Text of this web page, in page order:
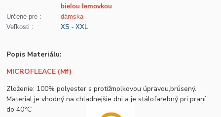
bielou lemovkou
Určené pre :
dámska
Veľkosti :
XS - XXL
Popis Materiálu:
MICROFLEACE (Mf)
Zloženie: 100% polyester s protižmolkovou úpravou,brúsený.
Material je vhodný na chladnejšie dni a je stálofarebný pri praní
do 40°C